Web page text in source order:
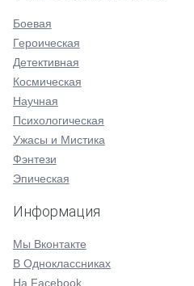
Боевая
Героическая
Детективная
Космическая
Научная
Психологическая
Ужасы и Мистика
Фэнтези
Эпическая
Информация
Мы Вконтакте
В Одноклассниках
На Facebook